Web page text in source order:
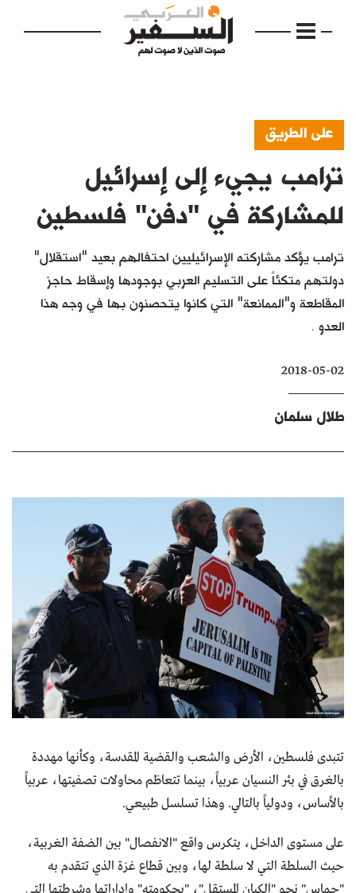
الرئيسية
مواضيع
فكرة
دفاتر
بالصورة
كتّابنا
الأرشيف
على الطريق
ترامب يجيء إلى إسرائيل
للمشاركة في "دفن" فلسطين
ترامب يؤكد مشاركته الإسرائيليين احتفالهم بعيد "استقلال"
دولتهم متكئاً على التسليم العربي بوجودها وإسقاط حاجز
المقاطعة و"الممانعة" التي كانوا يتحصنون بها في وجه هذا
العدو .
2018-05-02
طلال سلمان
تتبدى فلسطين، الأرض والشعب والقضية المقدسة، وكأنها مهددة
بالغرق في بئر النسيان عربياً، بينما تتعاظم محاولات تصفيتها، عربياً
بالأساس، ودولياً بالتالي. وهذا تسلسل طبيعي.
على مستوى الداخل، يتكرس واقع "الانفصال" بين الضفة الغربية،
حيث السلطة التي لا سلطة لها، وبين قطاع غزة الذي تتقدم به